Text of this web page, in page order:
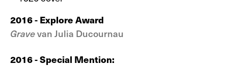
2016 - Explore Award
Gravevan Julia Ducournau
2016 - Special Mention: